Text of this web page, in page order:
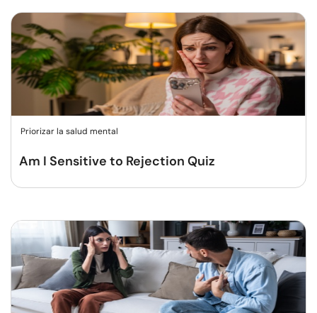
Priorizar la salud mental
Am I Sensitive to Rejection Quiz